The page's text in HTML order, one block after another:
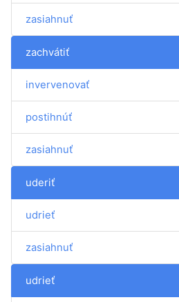
zasiahnuť
zachvátiť
invervenovať
postihnúť
zasiahnuť
uderiť
udrieť
zasiahnuť
udrieť